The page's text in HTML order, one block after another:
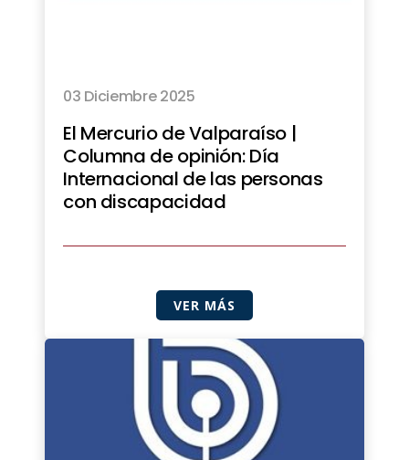
03 Diciembre 2025
El Mercurio de Valparaíso |
Columna de opinión: Día
Internacional de las personas
con discapacidad
VER MÁS